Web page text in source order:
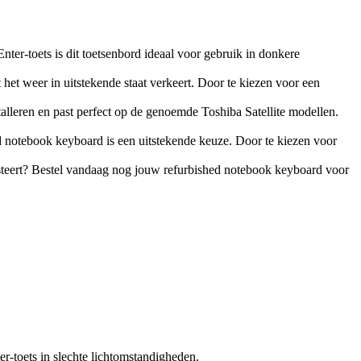
toets is dit toetsenbord ideaal voor gebruik in donkere
weer in uitstekende staat verkeert. Door te kiezen voor een
en past perfect op de genoemde Toshiba Satellite modellen.
keyboard is een uitstekende keuze. Door te kiezen voor
Bestel vandaag nog jouw refurbished notebook keyboard voor
toets in slechte lichtomstandigheden.